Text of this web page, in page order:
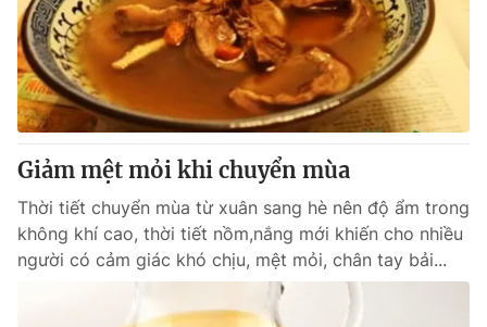
Giảm mệt mỏi khi chuyển mùa
Thời tiết chuyển mùa từ xuân sang hè nên độ ẩm trong
không khí cao, thời tiết nồm,nắng mới khiến cho nhiều
người có cảm giác khó chịu, mệt mỏi, chân tay bải...